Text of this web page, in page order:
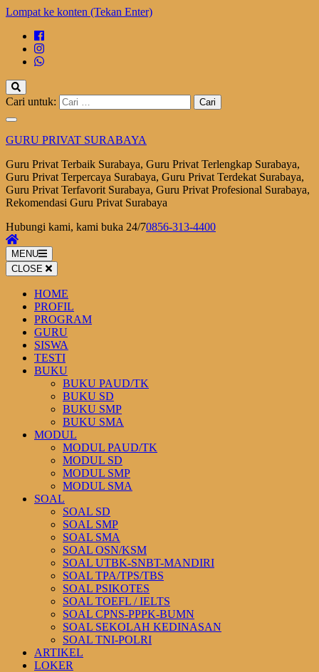
Lompat ke konten (Tekan Enter)
Cari untuk:
GURU PRIVAT SURABAYA
Guru Privat Terbaik Surabaya, Guru Privat Terlengkap Surabaya,
Guru Privat Terpercaya Surabaya, Guru Privat Terdekat Surabaya,
Guru Privat Terfavorit Surabaya, Guru Privat Profesional Surabaya,
Rekomendasi Guru Privat Surabaya
Hubungi kami, kami buka 24/70856-313-4400
MENU
CLOSE
HOME
PROFIL
PROGRAM
GURU
SISWA
TESTI
BUKU
BUKU PAUD/TK
BUKU SD
BUKU SMP
BUKU SMA
MODUL
MODUL PAUD/TK
MODUL SD
MODUL SMP
MODUL SMA
SOAL
SOAL SD
SOAL SMP
SOAL SMA
SOAL OSN/KSM
SOAL UTBK-SNBT-MANDIRI
SOAL TPA/TPS/TBS
SOAL PSIKOTES
SOAL TOEFL / IELTS
SOAL CPNS-PPPK-BUMN
SOAL SEKOLAH KEDINASAN
SOAL TNI-POLRI
ARTIKEL
LOKER